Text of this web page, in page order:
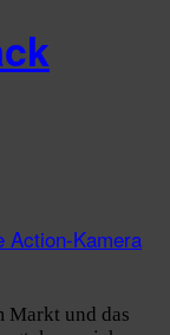
Markt und das